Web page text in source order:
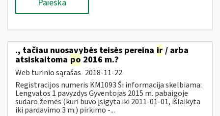
Paieška
., tačiau nuosavybės teisės pereina ir / arba
atsiskaitoma po 2016 m.?
Web turinio sąrašas 2018-11-22
Registracijos numeris KM1093 Ši informacija skelbiama:
Lengvatos 1 pavyzdys Gyventojas 2015 m. pabaigoje
sudaro žemės (kuri buvo įsigyta iki 2011-01-01, išlaikyta
iki pardavimo 3 m.) pirkimo -...